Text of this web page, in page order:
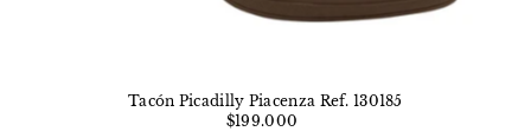
Tacón Picadilly Piacenza Ref. 130185
$199.000